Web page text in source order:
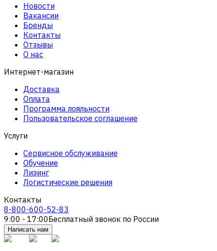
Новости
Вакансии
Бренды
Контакты
Отзывы
О нас
Интернет-магазин
Доставка
Оплата
Программа лояльности
Пользовательское соглашение
Услуги
Сервисное обслуживание
Обучение
Лизинг
Логистические решения
Контакты
8-800-600-52-83
9:00 - 17:00Бесплатный звонок по России
Написать нам